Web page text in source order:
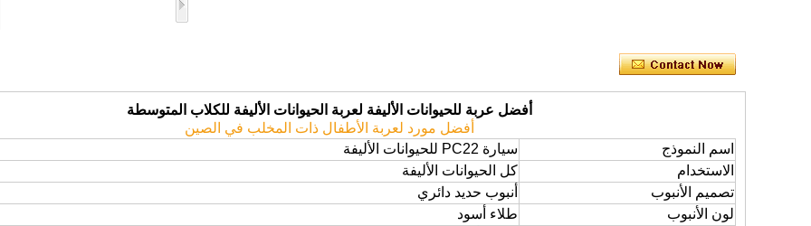
أفضل عربة للحيوانات الأليفة لعربة الحيوانات الأليفة للكلاب المتوسطة
أفضل مورد لعربة الأطفال ذات المخلب في الصين
اسم النموذج
سيارة PC22 للحيوانات الأليفة
الاستخدام
كل الحيوانات الأليفة
تصميم الأنبوب
أنبوب حديد دائري
لون الأنبوب
طلاء أسود